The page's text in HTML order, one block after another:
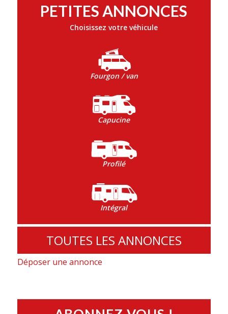
PETITES ANNONCES
Choisissez votre véhicule
Fourgon / van
Capucine
Profilé
Intégral
TOUTES LES ANNONCES
Déposer une annonce